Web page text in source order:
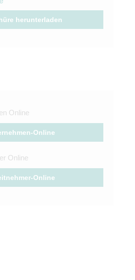
herunterladen
Online
Online
Online
Online